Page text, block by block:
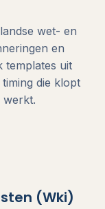
wet- en
en
templates uit
die klopt
werkt.
(Wki)